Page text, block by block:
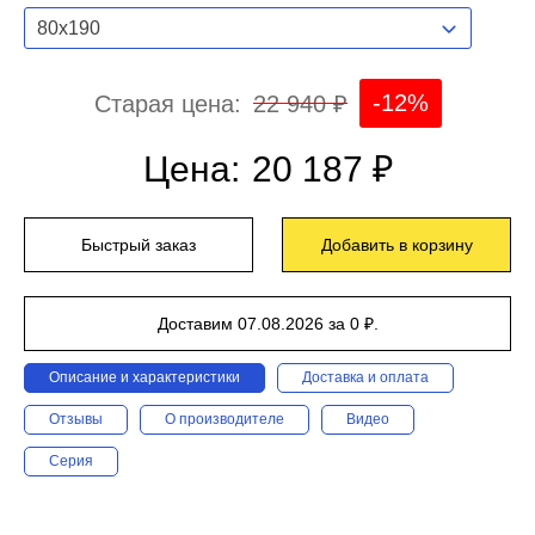
80x190
Старая цена: 22 940 ₽ -12%
Цена: 20 187 ₽
Быстрый заказ Добавить в корзину
Доставим 07.08.2026 за 0 ₽.
Описание и характеристики Доставка и оплата
Отзывы О производителе Видео
Серия